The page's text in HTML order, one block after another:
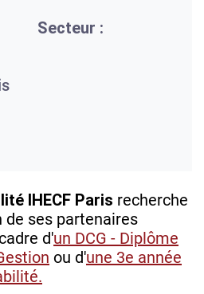
Secteur :
IHECF Paris recherche
de ses partenaires
d'un DCG - Diplôme
ou d'une 3e année